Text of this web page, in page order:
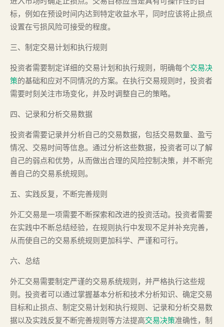
标，例如在预设时间内达到特定收益水平，同时应该将止损点
设置在亏损风险可接受的程度。
三、制定交易计划和执行规则
投资者需要制定详细的交易计划和执行规则，明确每个交易决
策的基础和应对不同情况的方案。在执行交易规则时，投资者
需要时刻关注市场变化，并及时调整自己的策略。
四、记录和分析交易数据
投资者需要记录并分析自己的交易数据，包括交易数量、盈亏
情况、交易时间等信息。通过分析这些数据，投资者可以了解
自己的弱点和优势，从而做出合理的风险控制决策，并不断完
善自己的交易系统规则。
五、实践反复，不断完善规则
外汇交易是一项需要不断探索和改进的投资活动。投资者需要
在实践中不断总结经验，在规则执行中发现不足并补充完善，
从而使自己的交易系统规则更加科学、严谨和可行。
六、总结
外汇交易需要制定严谨的交易系统规则，并严格执行这些规
则。投资者可以通过掌握基本分析和技术分析知识、确定交易
目标和止损点、制定交易计划和执行规则、记录和分析交易数
据以及实践反复不断完善规则等方法提高交易决策准确性，制